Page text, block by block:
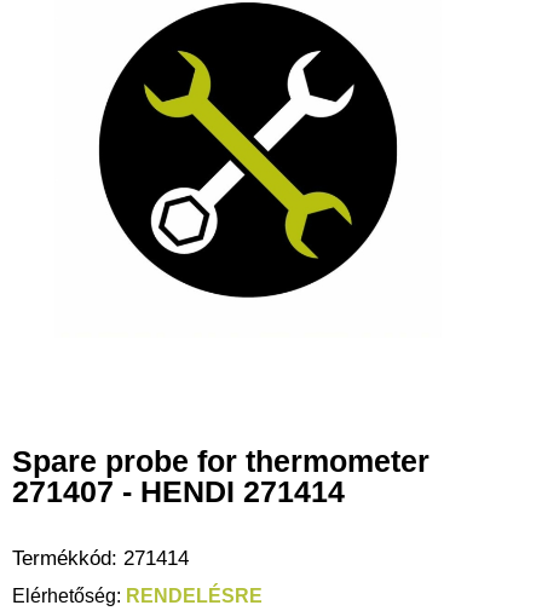
Spare probe for thermometer
271407 - HENDI 271414
Termékkód: 271414
RENDELÉSRE